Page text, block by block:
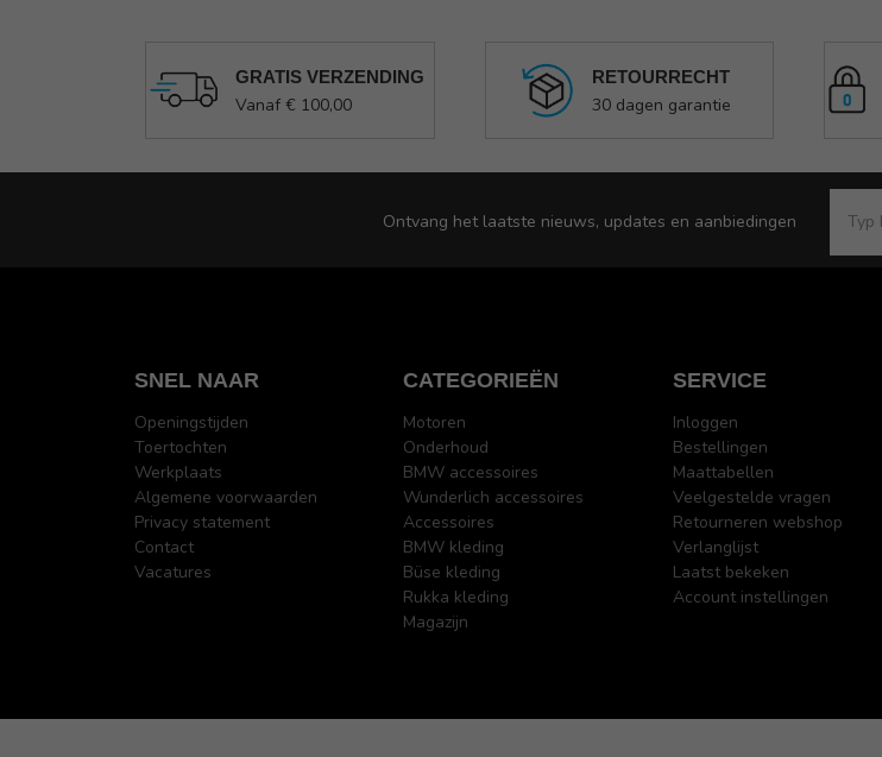
GRATIS VERZENDING
Vanaf € 100,00
RETOURRECHT
30 dagen garantie
Ontvang het laatste nieuws, updates en aanbiedingen
SNEL NAAR
Openingstijden
Toertochten
Werkplaats
Algemene voorwaarden
Privacy statement
Contact
Vacatures
CATEGORIEËN
Motoren
Onderhoud
BMW accessoires
Wunderlich accessoires
Accessoires
BMW kleding
Büse kleding
Rukka kleding
Magazijn
SERVICE
Inloggen
Bestellingen
Maattabellen
Veelgestelde vragen
Retourneren webshop
Verlanglijst
Laatst bekeken
Account instellingen